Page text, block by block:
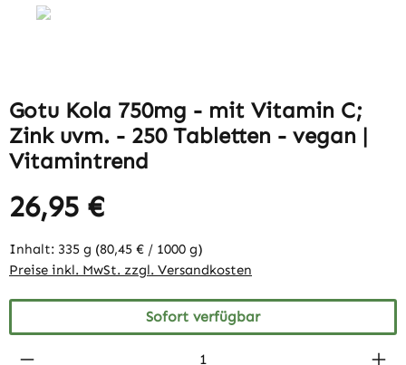
Gotu Kola 750mg - mit Vitamin C;
Zink uvm. - 250 Tabletten - vegan |
Vitamintrend
26,95 €
Inhalt: 335 g (80,45 € / 1000 g)
Preise inkl. MwSt. zzgl. Versandkosten
Sofort verfügbar
Produkt Anzahl: Gib den gewünschten